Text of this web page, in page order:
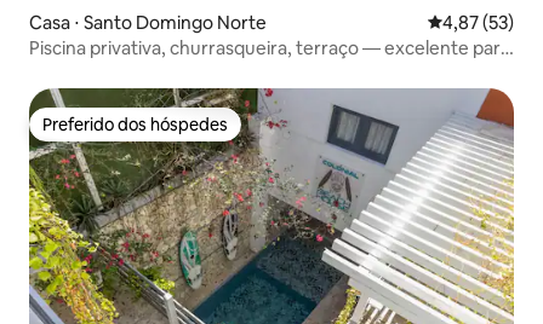
Casa ⋅ Santo Domingo Norte 4,87 de uma
4,87 (53)
Piscina privativa, churrasqueira, terraço — excelente para
Preferido dos hóspedes
Preferido dos hóspedes